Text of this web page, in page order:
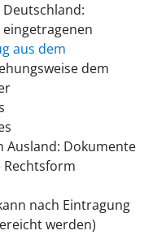
aus dem
dem
Ausland: Dokumente
Rechtsform
nach Eintragung
werden)